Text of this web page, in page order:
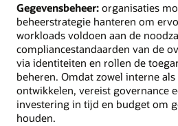
Gegevensbeheer: organisaties
beheerstrategie hanteren om
workloads voldoen aan de
compliancestandaarden van de
via identiteiten en rollen de
beheren. Omdat zowel interne
ontwikkelen, vereist governance
investering in tijd en budget om
houden.